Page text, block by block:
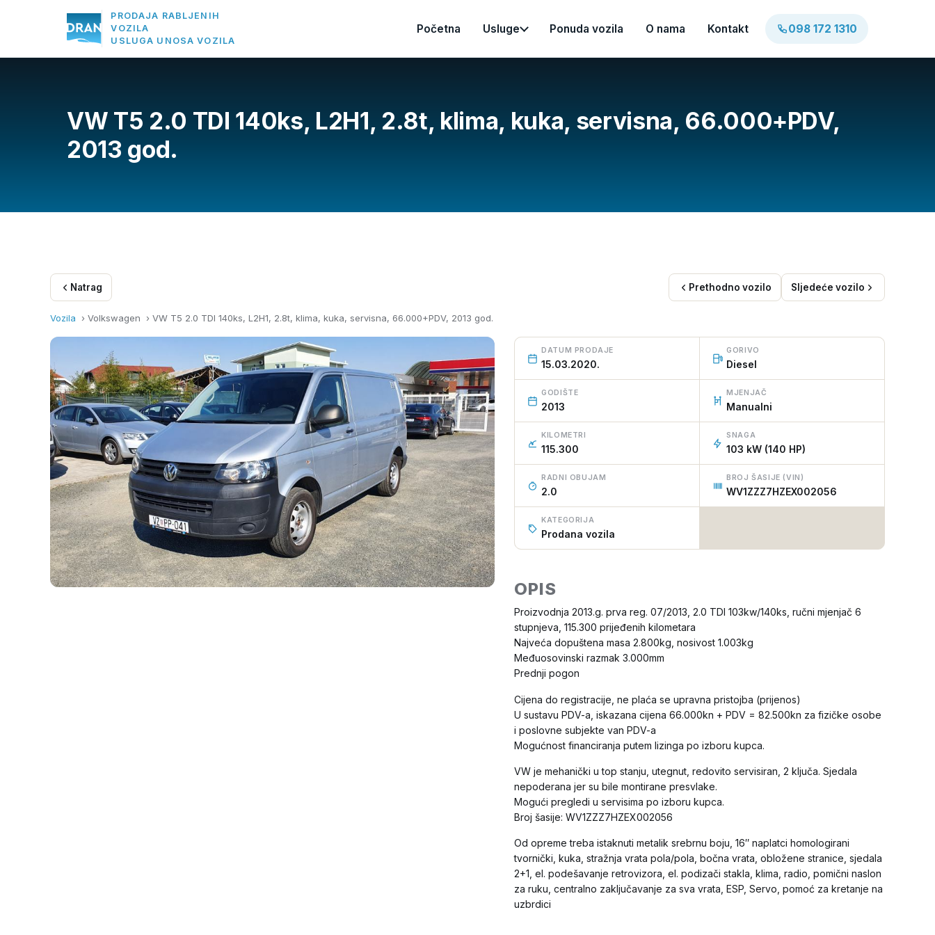
PRODAJA RABLJENIH
VOZILA
USLUGA UNOSA VOZILA
Početna Usluge Ponuda vozila O nama Kontakt 098 172 1310
VW T5 2.0 TDI 140ks, L2H1, 2.8t, klima, kuka, servisna, 66.000+PDV,
2013 god.
Natrag Prethodno vozilo Sljedeće vozilo
Vozila › Volkswagen › VW T5 2.0 TDI 140ks, L2H1, 2.8t, klima, kuka, servisna, 66.000+PDV, 2013 god.
DATUM PRODAJE
15.03.2020.
GORIVO
Diesel
GODIŠTE
2013
MJENJAČ
Manualni
KILOMETRI
115.300
SNAGA
103 kW (140 HP)
RADNI OBUJAM
2.0
BROJ ŠASIJE (VIN)
WV1ZZZ7HZEX002056
KATEGORIJA
Prodana vozila
OPIS
Proizvodnja 2013.g. prva reg. 07/2013, 2.0 TDI 103kw/140ks, ručni mjenjač 6
stupnjeva, 115.300 prijeđenih kilometara
Najveća dopuštena masa 2.800kg, nosivost 1.003kg
Međuosovinski razmak 3.000mm
Prednji pogon
Cijena do registracije, ne plaća se upravna pristojba (prijenos)
U sustavu PDV-a, iskazana cijena 66.000kn + PDV = 82.500kn za fizičke osobe
i poslovne subjekte van PDV-a
Mogućnost financiranja putem lizinga po izboru kupca.
VW je mehanički u top stanju, utegnut, redovito servisiran, 2 ključa. Sjedala
nepoderana jer su bile montirane presvlake.
Mogući pregledi u servisima po izboru kupca.
Broj šasije: WV1ZZZ7HZEX002056
Od opreme treba istaknuti metalik srebrnu boju, 16″ naplatci homologirani
tvornički, kuka, stražnja vrata pola/pola, bočna vrata, obložene stranice, sjedala
2+1, el. podešavanje retrovizora, el. podizači stakla, klima, radio, pomični naslon
za ruku, centralno zaključavanje za sva vrata, ESP, Servo, pomoć za kretanje na
uzbrdici